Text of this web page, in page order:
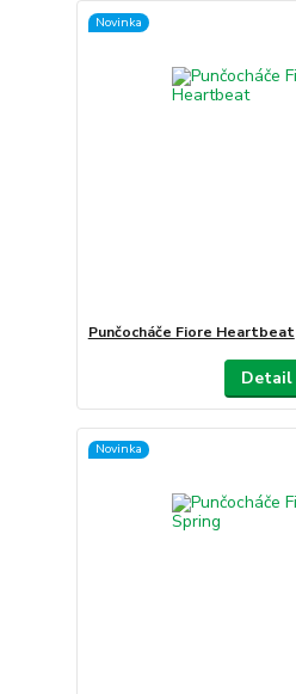
Novinka
Punčocháče Fiore Heartbeat
Detail
Novinka